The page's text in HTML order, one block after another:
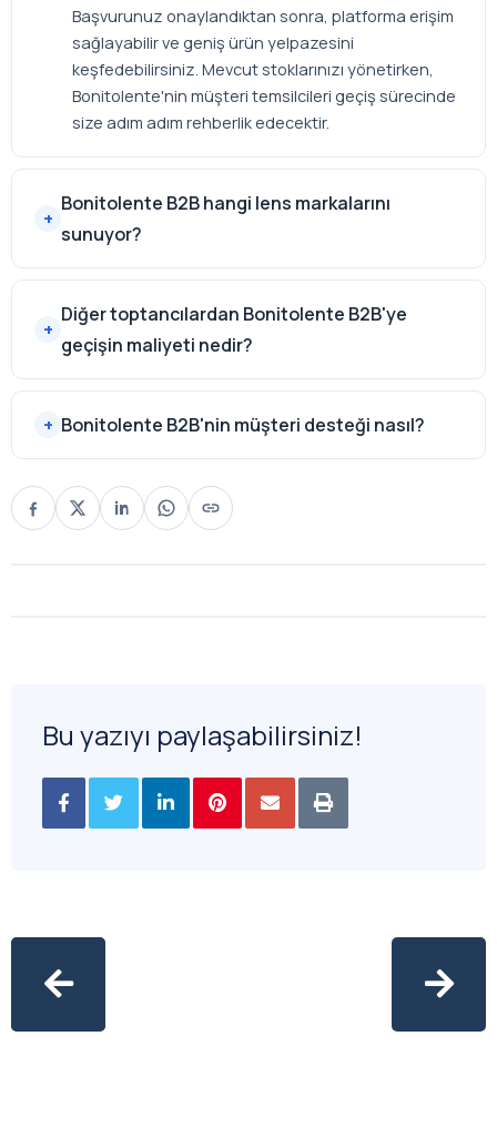
Başvurunuz onaylandıktan sonra, platforma erişim
sağlayabilir ve geniş ürün yelpazesini
keşfedebilirsiniz. Mevcut stoklarınızı yönetirken,
Bonitolente'nin müşteri temsilcileri geçiş sürecinde
size adım adım rehberlik edecektir.
Bonitolente B2B hangi lens markalarını
sunuyor?
Diğer toptancılardan Bonitolente B2B'ye
geçişin maliyeti nedir?
Bonitolente B2B'nin müşteri desteği nasıl?
Bu yazıyı paylaşabilirsiniz!